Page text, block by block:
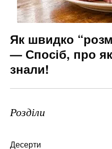
Як швидко
— Спосіб, про
знали!
Розділи
Десерти